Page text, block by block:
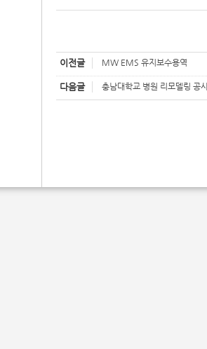
이전글 MW EMS 유지보수용역
다음글 충남대학교 병원 리모델링 공